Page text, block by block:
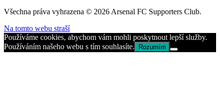
Všechna práva vyhrazena © 2026 Arsenal FC Supporters Club.
Na tomto webu straší
Používáme cookies, abychom vám mohli poskytnout lepší služby.
Používáním našeho webu s tím souhlasíte.
Rozumím